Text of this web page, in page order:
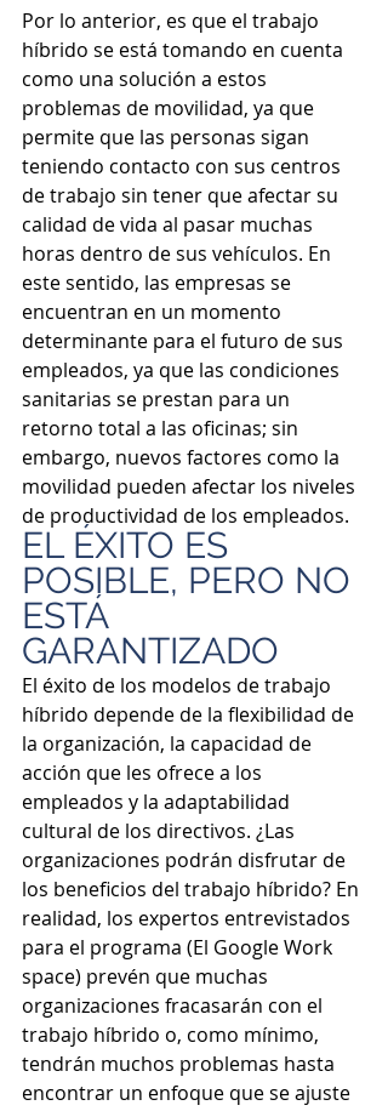
Por lo anterior, es que el trabajo
híbrido se está tomando en cuenta
como una solución a estos
problemas de movilidad, ya que
permite que las personas sigan
teniendo contacto con sus centros
de trabajo sin tener que afectar su
calidad de vida al pasar muchas
horas dentro de sus vehículos. En
este sentido, las empresas se
encuentran en un momento
determinante para el futuro de sus
empleados, ya que las condiciones
sanitarias se prestan para un
retorno total a las oficinas; sin
embargo, nuevos factores como la
movilidad pueden afectar los niveles
de productividad de los empleados.
EL ÉXITO ES
POSIBLE, PERO NO
ESTÁ
GARANTIZADO
El éxito de los modelos de trabajo
híbrido depende de la flexibilidad de
la organización, la capacidad de
acción que les ofrece a los
empleados y la adaptabilidad
cultural de los directivos. ¿Las
organizaciones podrán disfrutar de
los beneficios del trabajo híbrido? En
realidad, los expertos entrevistados
para el programa (El Google Work
space) prevén que muchas
organizaciones fracasarán con el
trabajo híbrido o, como mínimo,
tendrán muchos problemas hasta
encontrar un enfoque que se ajuste